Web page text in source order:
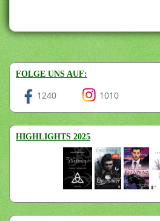
FOLGE UNS AUF:
1240 1010
HIGHLIGHTS 2025